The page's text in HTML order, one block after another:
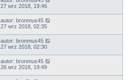
27 wrz 2018, 19:46
autor: bronmus45
27 wrz 2018, 02:35
autor: bronmus45
27 wrz 2018, 02:30
autor: bronmus45
26 wrz 2018, 19:49